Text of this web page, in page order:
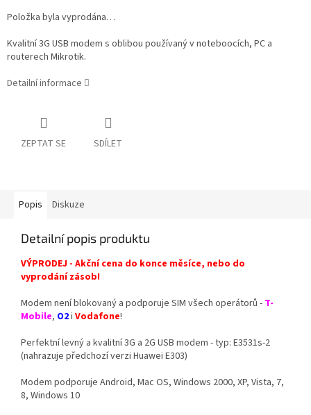
Položka byla vyprodána…
Kvalitní 3G USB modem s oblibou používaný v noteboocích, PC a
routerech Mikrotik.
Detailní informace
ZEPTAT SE SDÍLET
Popis Diskuze
Detailní popis produktu
VÝPRODEJ - Akční cena do konce měsíce, nebo do
vyprodání zásob!
Modem není blokovaný a podporuje SIM všech operátorů - T-
Mobile, O2i Vodafone!
Perfektní levný a kvalitní 3G a 2G USB modem - typ: E3531s-2
(nahrazuje předchozí verzi Huawei E303)
Modem podporuje Android, Mac OS, Windows 2000, XP, Vista, 7,
8, Windows 10